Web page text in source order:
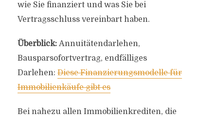
wie Sie finanziert und was Sie bei
Vertragsschluss vereinbart haben.
Überblick:Annuitätendarlehen,
Bausparsofortvertrag, endfälliges
Darlehen:Diese Finanzierungsmodelle für
Immobilienkäufe gibt es
Bei nahezu allen Immobilienkrediten, die